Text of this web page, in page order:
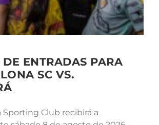
ENTRADAS PARA
SC VS.
Sporting Club recibirá a